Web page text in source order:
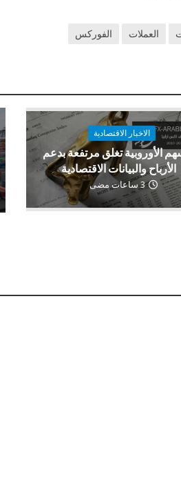
العملات الفوركس
الاخبار الاقتصادية
الأوروبية تغلق مرتفعة بدعم
الأرباح والبيانات الاقتصادية
3 ساعات مضى